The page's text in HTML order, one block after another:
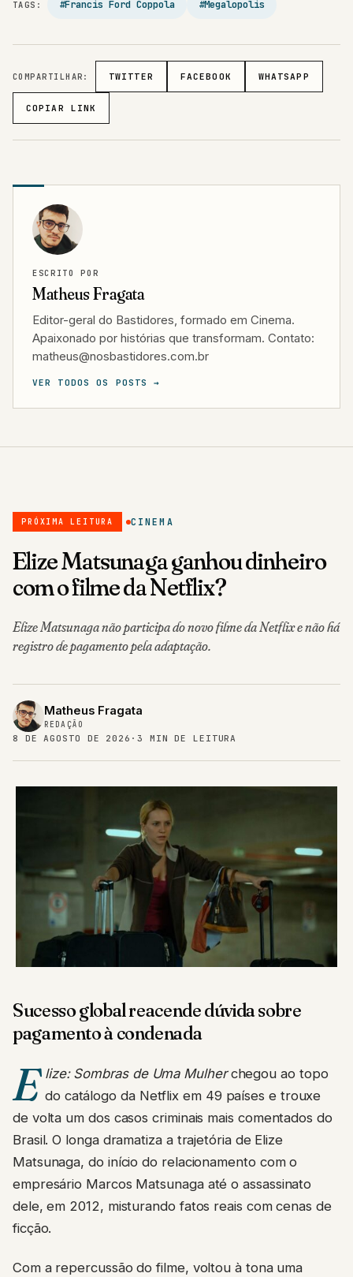
TAGS: #Francis Ford Coppola #Megalopolis
COMPARTILHAR: TWITTER FACEBOOK WHATSAPP
COPIAR LINK
ESCRITO POR
Matheus Fragata
Editor-geral do Bastidores, formado em Cinema.
Apaixonado por histórias que transformam. Contato:
matheus@nosbastidores.com.br
VER TODOS OS POSTS →
PRÓXIMA LEITURA CINEMA
Elize Matsunaga ganhou dinheiro
com o filme da Netflix?
Elize Matsunaga não participa do novo filme da Netflix e não há
registro de pagamento pela adaptação.
Matheus Fragata
REDAÇÃO
8 DE AGOSTO DE 2026 · 3 MIN DE LEITURA
Sucesso global reacende dúvida sobre
pagamento à condenada
E lize: Sombras de Uma Mulherchegou ao topo
do catálogo da Netflix em 49 países e trouxe
de volta um dos casos criminais mais comentados do
Brasil. O longa dramatiza a trajetória de Elize
Matsunaga, do início do relacionamento com o
empresário Marcos Matsunaga até o assassinato
dele, em 2012, misturando fatos reais com cenas de
ficção.
Com a repercussão do filme, voltou à tona uma